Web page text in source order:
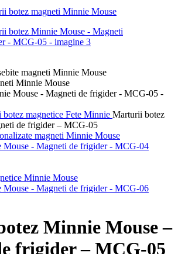
magnetice Fete Minnie Marturii botez
de frigider – MCG-05
- Magneti de frigider - MCG-04
- Magneti de frigider - MCG-06
Minnie Mouse –
frigider – MCG-05